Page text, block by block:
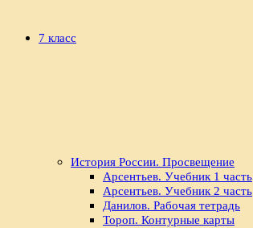
7 класс
История России. Просвещение
Арсентьев. Учебник 1 часть
Арсентьев. Учебник 2 часть
Данилов. Рабочая тетрадь
Тороп. Контурные карты